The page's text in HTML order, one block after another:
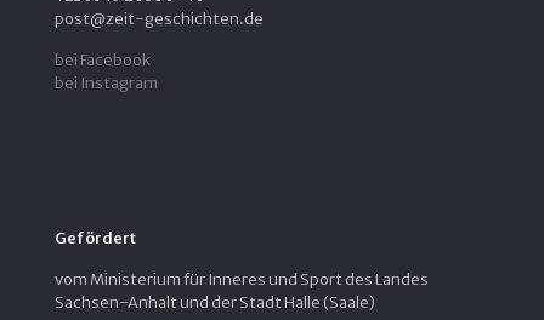
post@zeit-geschichten.de
bei Facebook
bei Instagram
Gefördert
vom Ministerium für Inneres und Sport des Landes
Sachsen-Anhalt und der Stadt Halle (Saale)